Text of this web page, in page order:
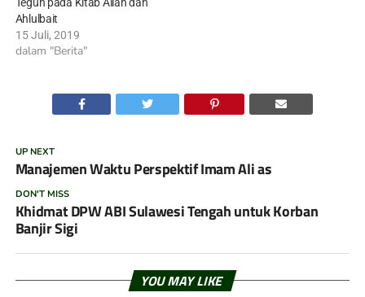
Ahlulbait
15 Juli, 2019
dalam "Berita"
UP NEXT
Manajemen Waktu Perspektif Imam Ali as
DON'T MISS
Khidmat DPW ABI Sulawesi Tengah untuk Korban
Banjir Sigi
YOU MAY LIKE